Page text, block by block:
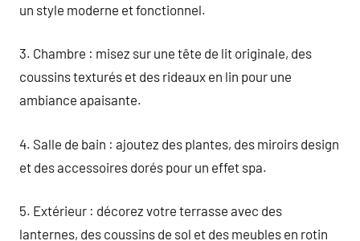
un style moderne et fonctionnel.
3. Chambre : misez sur une tête de lit originale, des
coussins texturés et des rideaux en lin pour une
ambiance apaisante.
4. Salle de bain : ajoutez des plantes, des miroirs design
et des accessoires dorés pour un effet spa.
5. Extérieur : décorez votre terrasse avec des
lanternes, des coussins de sol et des meubles en rotin